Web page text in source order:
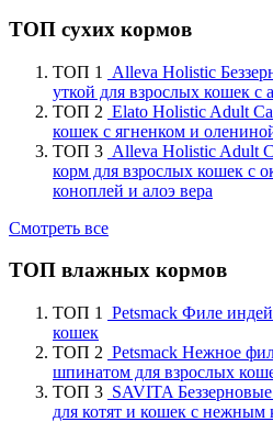
ТОП сухих кормов
ТОП 1
Alleva Holistic
уткой для взрослых кошек с
ТОП 2 Elato Holistic Adult
кошек с ягненком и
ТОП 3 Alleva Holistic Adult
корм для взрослых кошек с
коноплей и алоэ вера
Смотреть все
ТОП влажных кормов
ТОП 1
Petsmack Филе
кошек
ТОП 2 Petsmack Нежное
шпинатом для взрослых
ТОП 3 SAVITA
для котят и кошек с нежным